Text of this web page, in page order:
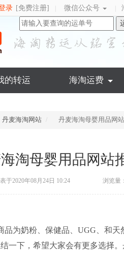
录 [免费注册] 微信公众号
的转运 海淘运费
丹麦海淘网站 丹麦海淘母婴用品网
淘母婴用品网站
于2020年08月24日 10:24 浏览量
品为奶粉、保健品、UGG、和
一下，希望大家会有更多选择